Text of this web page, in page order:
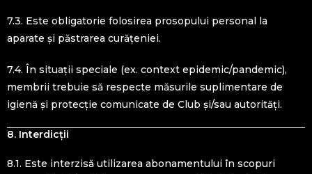
7.3. Este obligatorie folosirea prosopului personal la
aparate și păstrarea curățeniei.
7.4. În situații speciale (ex. context epidemic/pandemic),
membrii trebuie să respecte măsurile suplimentare de
igienă și protecție comunicate de Club și/sau autorități.
8. Interdicții
8.1. Este interzisă utilizarea abonamentului în scopuri